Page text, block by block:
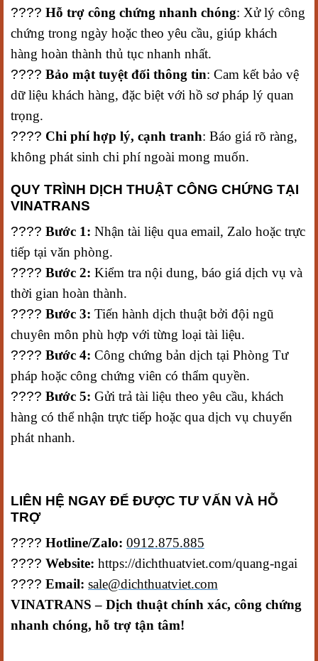
???? Hỗ trợ công chứng nhanh chóng: Xử lý công
chứng trong ngày hoặc theo yêu cầu, giúp khách
hàng hoàn thành thủ tục nhanh nhất.
???? Bảo mật tuyệt đối thông tin: Cam kết bảo vệ
dữ liệu khách hàng, đặc biệt với hồ sơ pháp lý quan
trọng.
???? Chi phí hợp lý, cạnh tranh: Báo giá rõ ràng,
không phát sinh chi phí ngoài mong muốn.
QUY TRÌNH DỊCH THUẬT CÔNG CHỨNG TẠI
VINATRANS
???? Bước 1: Nhận tài liệu qua email, Zalo hoặc trực
tiếp tại văn phòng.
???? Bước 2: Kiểm tra nội dung, báo giá dịch vụ và
thời gian hoàn thành.
???? Bước 3: Tiến hành dịch thuật bởi đội ngũ
chuyên môn phù hợp với từng loại tài liệu.
???? Bước 4: Công chứng bản dịch tại Phòng Tư
pháp hoặc công chứng viên có thẩm quyền.
???? Bước 5: Gửi trả tài liệu theo yêu cầu, khách
hàng có thể nhận trực tiếp hoặc qua dịch vụ chuyển
phát nhanh.
LIÊN HỆ NGAY ĐỂ ĐƯỢC TƯ VẤN VÀ HỖ
TRỢ
???? Hotline/Zalo: 0912.875.885
???? Website: https://dichthuatviet.com/quang-ngai
???? Email: sale@dichthuatviet.com
VINATRANS – Dịch thuật chính xác, công chứng
nhanh chóng, hỗ trợ tận tâm!